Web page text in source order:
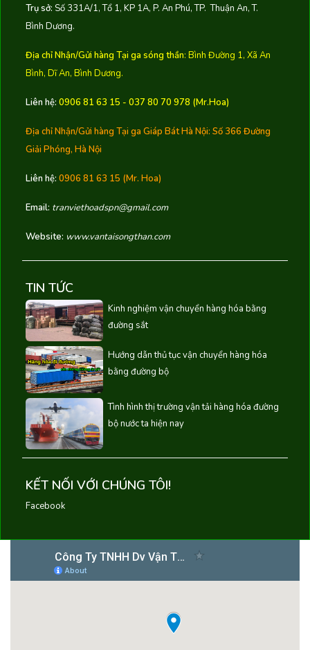
Trụ sở: Số 331A/1, Tổ 1, KP 1A, P. An Phú, TP. Thuận An, T.
Bình Dương.
Địa chỉ Nhận/Gửi hàng Tại ga sóng thần: Bình Đường 1, Xã An
Bình, Dĩ An, Bình Dương.
Liên hệ: 0906 81 63 15 - 037 80 70 978 (Mr.Hoa)
Địa chỉ Nhận/Gửi hàng Tại ga Giáp Bát Hà Nội: Số 366 Đường
Giải Phóng, Hà Nội
Liên hệ:0906 81 63 15 (Mr. Hoa)
Email: tranviethoadspn@gmail.com
Website: www.vantaisongthan.com
TIN TỨC
Kinh nghiệm vận chuyển hàng hóa bằng
đường sắt
Hướng dẫn thủ tục vận chuyển hàng hóa
bằng đường bộ
Tình hình thị trường vận tải hàng hóa đường
bộ nước ta hiện nay
KẾT NỐI VỚI CHÚNG TÔI!
Facebook